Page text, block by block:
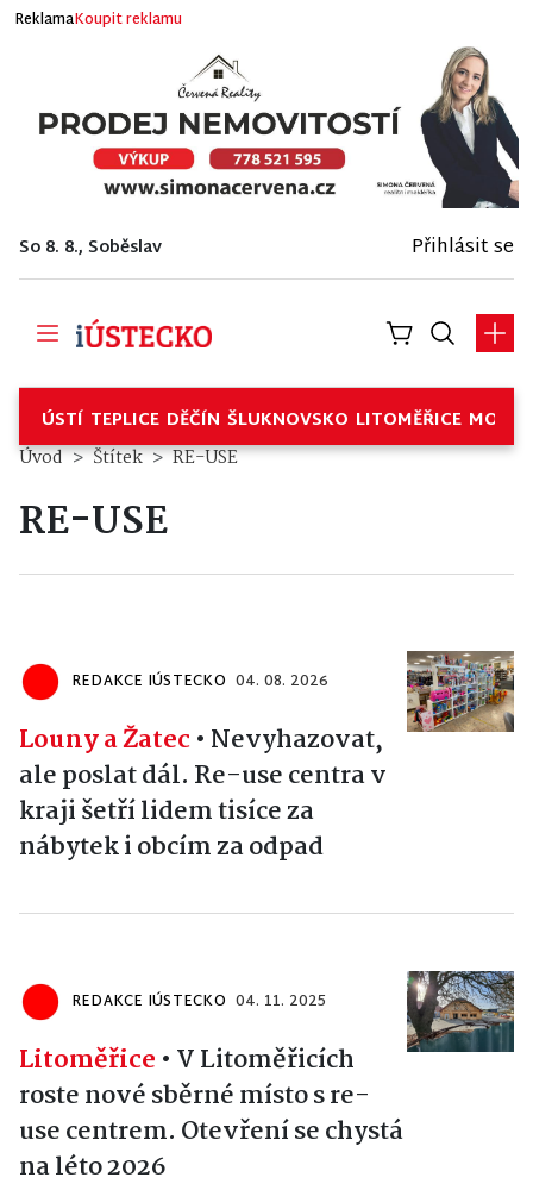
ReklamaKoupit reklamu
So 8. 8., Soběslav Přihlásit se
ÚSTÍ TEPLICE DĚČÍN ŠLUKNOVSKO LITOMĚŘICE
Úvod Štítek RE-USE
RE-USE
REDAKCE IÚSTECKO 04. 08. 2026
Louny a Žatec• Nevyhazovat,
ale poslat dál. Re-use centra v
kraji šetří lidem tisíce za
nábytek i obcím za odpad
REDAKCE IÚSTECKO 04. 11. 2025
Litoměřice • V Litoměřicích
roste nové sběrné místo s re-
use centrem. Otevření se chystá
na léto 2026